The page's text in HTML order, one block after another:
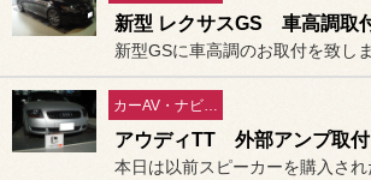
カーAV・ナビ／セキュリティー
アウディTT 外部アンプ取付